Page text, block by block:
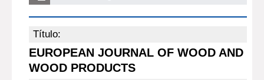
Título:
EUROPEAN JOURNAL OF WOOD AND
WOOD PRODUCTS